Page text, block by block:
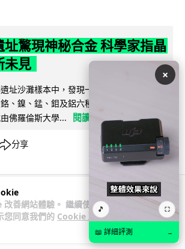
善網站體驗。 繼續使用
您同意我們的 Cookie 政
址驚現神秘合金 科學家指晶
未見
址沙灘樣本中，發現一種從未有記錄的多
、鎳、錳、鉬及鋁六種金屬混合而成，晶
佛羅倫斯大學...
閱讀全文
分享
樂 城中熱話
×
🎵 ⛶
📖 詳細評測 →